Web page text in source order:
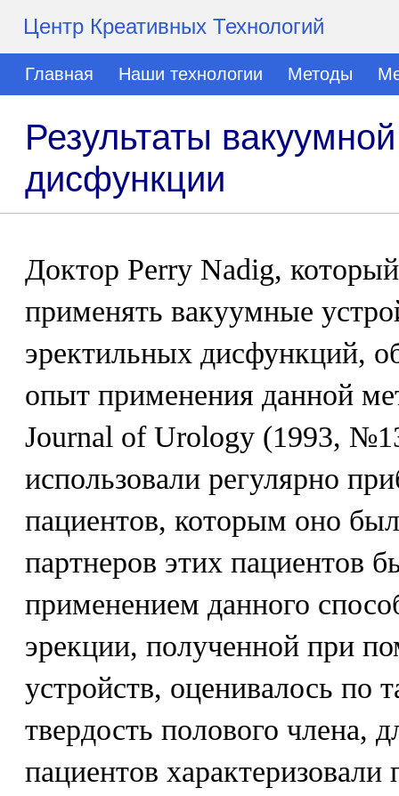
Центр Креативных Технологий
Главная Наши технологии Методы
Результаты
дисфункции
Доктор Perry Nadig,
применять вакуумные
эректильных дисфункций,
опыт применения данной
Journal of Urology (1993,
использовали регулярно
пациентов, которым оно
партнеров этих пациентов
применением данного
эрекции, полученной при
устройств, оценивалось по
твердость полового члена,
пациентов